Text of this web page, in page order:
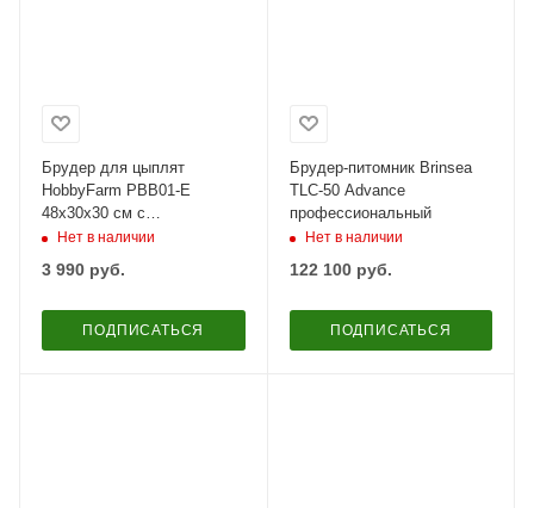
Брудер для цыплят
HobbyFarm PBB01-E
48х30х30 см с
терморегулятором
Нет в наличии
3 990 руб.
ПОДПИСАТЬСЯ
Брудер-питомник Brinsea
TLC-50 Advance
профессиональный
Нет в наличии
122 100руб.
ПОДПИСАТЬСЯ